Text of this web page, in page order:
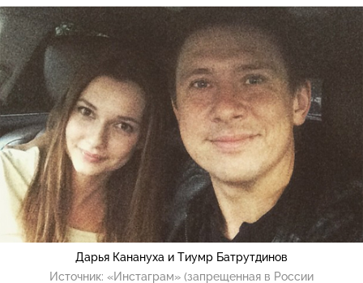
Дарья Канануха и Тиумр Батрутдинов
Источник: «Инстаграм» (запрещенная в России